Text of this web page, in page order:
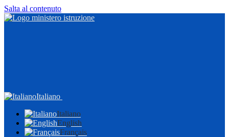
Salta al contenuto
Italiano
Italiano
English
Français